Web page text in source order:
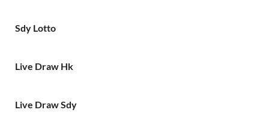
Sdy Lotto
Live Draw Hk
Live Draw Sdy